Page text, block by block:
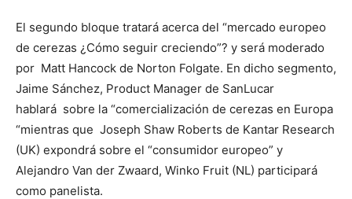
El segundo bloque tratará acerca del “mercado europeo
de cerezas ¿Cómo seguir creciendo”? y será moderado
por Matt Hancock de Norton Folgate. En dicho segmento,
Jaime Sánchez, Product Manager de SanLucar
hablará sobre la “comercialización de cerezas en Europa
“mientras que Joseph Shaw Roberts de Kantar Research
(UK) expondrá sobre el “consumidor europeo” y
Alejandro Van der Zwaard, Winko Fruit (NL) participará
como panelista.